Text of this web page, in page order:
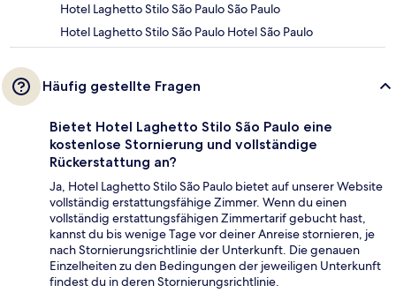
Hotel Laghetto Stilo São Paulo São Paulo
Hotel Laghetto Stilo São Paulo Hotel São Paulo
Häufig gestellte Fragen
Bietet Hotel Laghetto Stilo São Paulo eine
kostenlose Stornierung und vollständige
Rückerstattung an?
Ja, Hotel Laghetto Stilo São Paulo bietet auf unserer Website
vollständig erstattungsfähige Zimmer. Wenn du einen
vollständig erstattungsfähigen Zimmertarif gebucht hast,
kannst du bis wenige Tage vor deiner Anreise stornieren, je
nach Stornierungsrichtlinie der Unterkunft. Die genauen
Einzelheiten zu den Bedingungen der jeweiligen Unterkunft
findest du in deren Stornierungsrichtlinie.